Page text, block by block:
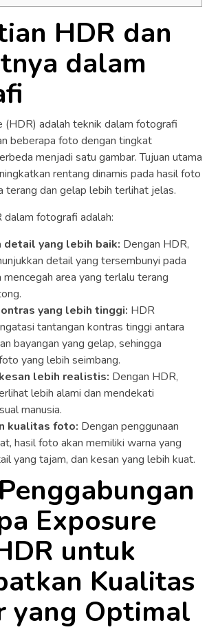
HDR dan
dalam
(HDR) adalah teknik dalam fotografi
beberapa foto dengan tingkat
menjadi satu gambar. Tujuan utama
rentang dinamis pada hasil foto
terang dan gelap lebih terlihat jelas.
fotografi adalah:
detail yang lebih baik: Dengan HDR,
detail yang tersembunyi pada
mencegah area yang terlalu terang
yang lebih tinggi: HDR
tantangan kontras tinggi antara
bayangan yang gelap, sehingga
yang lebih seimbang.
lebih realistis: Dengan HDR,
lebih alami dan mendekati
manusia.
kualitas foto: Dengan penggunaan
hasil foto akan memiliki warna yang
yang tajam, dan kesan yang lebih kuat.
Exposure
untuk
Kualitas
yang Optimal